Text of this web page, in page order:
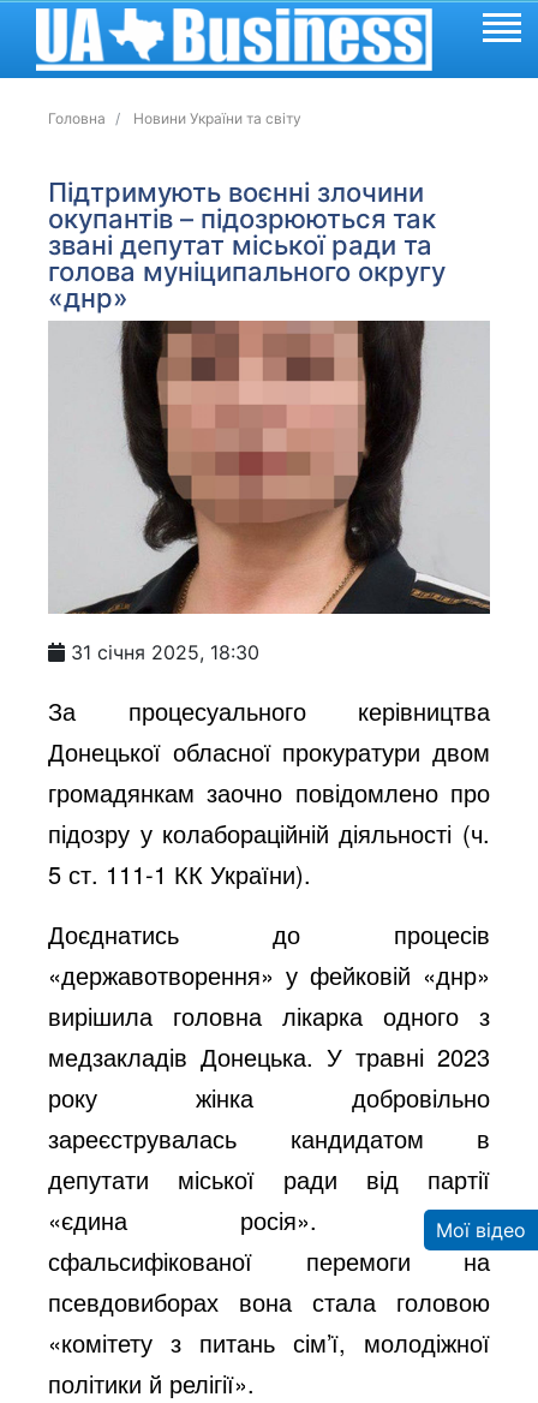
Головна Новини України та світу
Підтримують воєнні злочини
окупантів – підозрюються так
звані депутат міської ради та
голова муніципального округу
«днр»
31 січня 2025, 18:30
За процесуального керівництва
Донецької обласної прокуратури двом
громадянкам заочно повідомлено про
підозру у колабораційній діяльності (ч.
5 ст. 111-1 КК України).
Доєднатись до процесів
«державотворення» у фейковій «днр»
вирішила головна лікарка одного з
медзакладів Донецька. У травні 2023
року жінка добровільно
зареєструвалась кандидатом в
депутати міської ради від партії
«єдина росія». Після
сфальсифікованої перемоги на
псевдовиборах вона стала головою
«комітету з питань сім’ї, молодіжної
політики й релігії».
Мої відео